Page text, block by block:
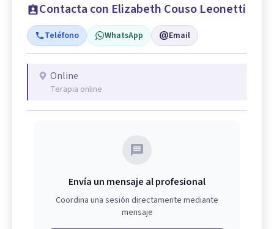
Contacta con Elizabeth Couso Leonetti
Teléfono WhatsApp Email
Online
Terapia online
Envía un mensaje al profesional
Coordina una sesión directamente mediante
mensaje